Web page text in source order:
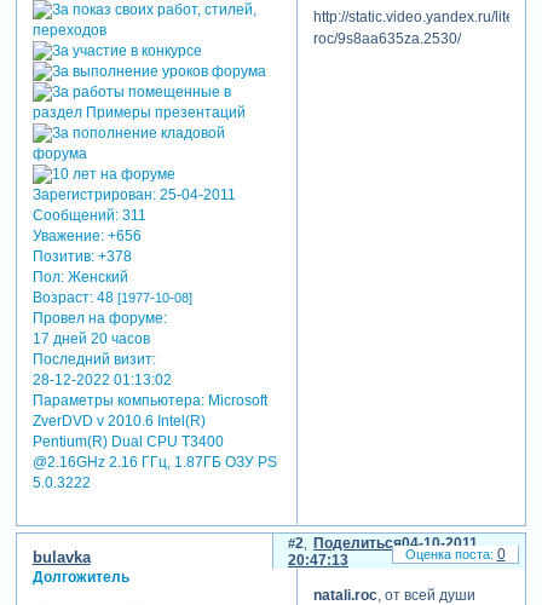
Зарегистрирован: 25-04-2011
Сообщений:311
Уважение: +656
Позитив: +378
Пол:Женский
Возраст:48 [1977-10-08]
Провел на форуме:
17 дней 20 часов
Последний визит:
28-12-2022 01:13:02
Параметры компьютера:Microsoft
ZverDVD v 2010.6 Intel(R)
Pentium(R) Dual CPU T3400
@2.16GHz 2.16 ГГц, 1.87ГБ OЗУ PS
5.0.3222
http://static.video.yandex.ru/lite/
roc/9s8aa635za.2530/
Поделиться
2
04-10-2011
20:47:13
bulavka
Долгожитель
natali.roc, от всей души
0